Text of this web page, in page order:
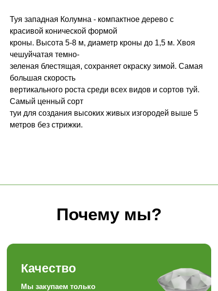
Туя западная Колумна - компактное дерево с
красивой конической формой
кроны. Высота 5-8 м, диаметр кроны до 1,5 м. Хвоя
чешуйчатая темно-
зеленая блестящая, сохраняет окраску зимой. Самая
большая скорость
вертикального роста среди всех видов и сортов туй.
Самый ценный сорт
туи для создания высоких живых изгородей выше 5
метров без стрижки.
Почему мы?
Качество
Мы закупаем только
высококачественные растения
из проверенных питомников
России, СНГ и Европы
покупателю
Скорость